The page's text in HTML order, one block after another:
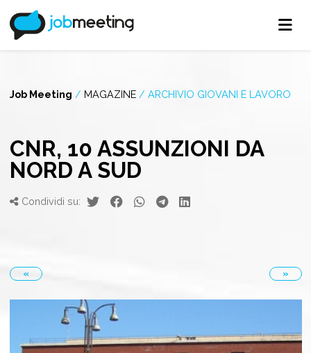
Job Meeting / MAGAZINE / ARCHIVIO GIOVANI E LAVORO
CNR, 10 ASSUNZIONI DA
NORD A SUD
Condividi su:
« »